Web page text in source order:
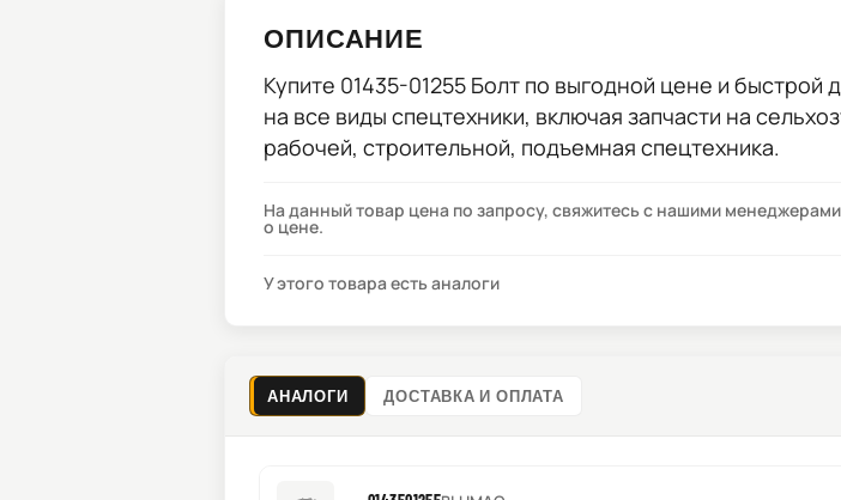
ОПИСАНИЕ
Купите 01435-01255 Болт по выгодной цене и быстрой
на все виды спецтехники, включая запчасти на
рабочей, строительной, подъемная спецтехника.
На данный товар цена по запросу, свяжитесь с нашими
о цене.
У этого товара есть аналоги
АНАЛОГИ ДОСТАВКА И ОПЛАТА